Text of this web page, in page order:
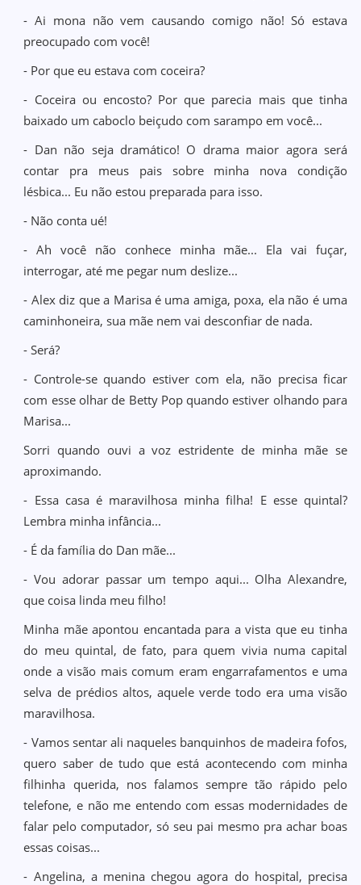
- Ai mona não vem causando comigo não! Só estava
preocupado com você!
- Por que eu estava com coceira?
- Coceira ou encosto? Por que parecia mais que tinha
baixado um caboclo beiçudo com sarampo em você...
- Dan não seja dramático! O drama maior agora será
contar pra meus pais sobre minha nova condição
lésbica... Eu não estou preparada para isso.
- Não conta ué!
- Ah você não conhece minha mãe... Ela vai fuçar,
interrogar, até me pegar num deslize...
- Alex diz que a Marisa é uma amiga, poxa, ela não é uma
caminhoneira, sua mãe nem vai desconfiar de nada.
- Será?
- Controle-se quando estiver com ela, não precisa ficar
com esse olhar de Betty Pop quando estiver olhando para
Marisa...
Sorri quando ouvi a voz estridente de minha mãe se
aproximando.
- Essa casa é maravilhosa minha filha! E esse quintal?
Lembra minha infância...
- É da família do Dan mãe...
- Vou adorar passar um tempo aqui... Olha Alexandre,
que coisa linda meu filho!
Minha mãe apontou encantada para a vista que eu tinha
do meu quintal, de fato, para quem vivia numa capital
onde a visão mais comum eram engarrafamentos e uma
selva de prédios altos, aquele verde todo era uma visão
maravilhosa.
- Vamos sentar ali naqueles banquinhos de madeira fofos,
quero saber de tudo que está acontecendo com minha
filhinha querida, nos falamos sempre tão rápido pelo
telefone, e não me entendo com essas modernidades de
falar pelo computador, só seu pai mesmo pra achar boas
essas coisas...
- Angelina, a menina chegou agora do hospital, precisa